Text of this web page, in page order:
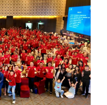
单细胞
分子与
类器官
创新